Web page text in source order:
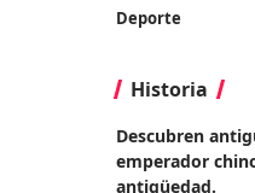
Deporte
Historia
Descubren
emperador
antigüedad.